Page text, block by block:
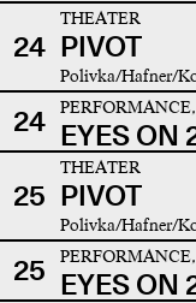
24
THEATER
PIVOT
Polivka/Hafner/
24 EYES ON
25
THEATER
PIVOT
Polivka/Hafner/
25 EYES ON